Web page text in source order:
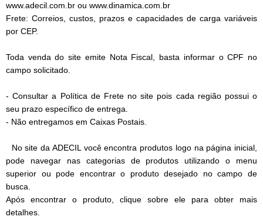
www.adecil.com.br ou www.dinamica.com.br
Frete: Correios, custos, prazos e capacidades de carga variáveis
por CEP.
Toda venda do site emite Nota Fiscal, basta informar o CPF no
campo solicitado.
- Consultar a Política de Frete no site pois cada região possui o
seu prazo específico de entrega.
- Não entregamos em Caixas Postais.
No site da ADECIL você encontra produtos logo na página inicial,
pode navegar nas categorias de produtos utilizando o menu
superior ou pode encontrar o produto desejado no campo de
busca.
Após encontrar o produto, clique sobre ele para obter mais
detalhes.